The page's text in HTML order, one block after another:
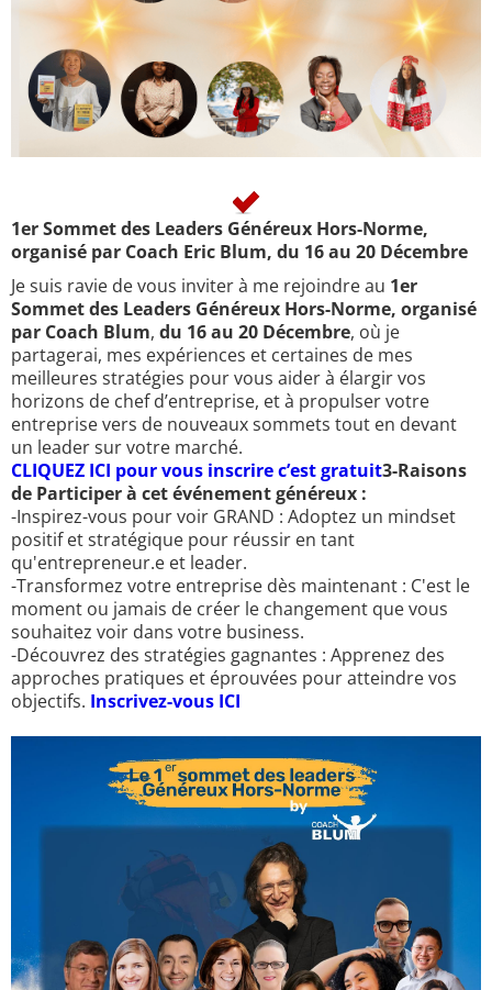
1er Sommet des Leaders Généreux Hors-Norme,
organisé par Coach Eric Blum, du 16 au 20 Décembre
Je suis ravie de vous inviter à me rejoindre au 1er
Sommet des Leaders Généreux Hors-Norme, organisé
par Coach Blum, du 16 au 20 Décembre, où je
partagerai, mes expériences et certaines de mes
meilleures stratégies pour vous aider à élargir vos
horizons de chef d’entreprise, et à propulser votre
entreprise vers de nouveaux sommets tout en devant
un leader sur votre marché.
CLIQUEZ ICI pour vous inscrire c’est gratuit3-Raisons
de Participer à cet événement généreux :
-Inspirez-vous pour voir GRAND : Adoptez un mindset
positif et stratégique pour réussir en tant
qu'entrepreneur.e et leader.
-Transformez votre entreprise dès maintenant : C'est le
moment ou jamais de créer le changement que vous
souhaitez voir dans votre business.
-Découvrez des stratégies gagnantes : Apprenez des
approches pratiques et éprouvées pour atteindre vos
objectifs. Inscrivez-vous ICI